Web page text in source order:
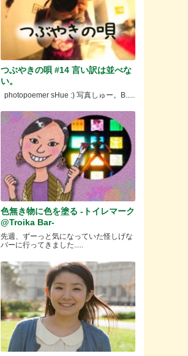
つぶやきの唄 #14 言い訳は並べな
い。
photopoemer sHue :) 写真しゅー。B.....
色無き物に色を塗る -トイレマーク
@Troika Bar-
先週、ずーっと気になっていた怪しげな
バーに行ってきました.....